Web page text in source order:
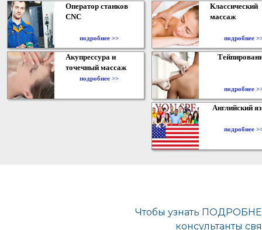
Оператор станков
CNC
подробнее >>
Классический
массаж
подробнее
Акупрессура и
точечный массаж
подробнее >>
подробнее
Английский
подробнее